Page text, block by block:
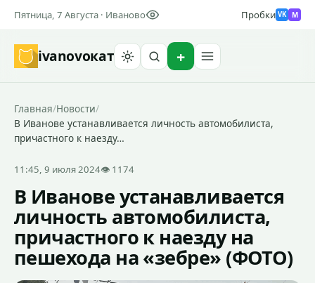
Пятница, 7 Августа · Иваново Пробки VK M
ivanovoкат
Главная/Новости/
В Иванове устанавливается личность автомобилиста,
причастного к наезду…
11:45, 9 июля 2024👁 1174
В Иванове устанавливается
личность автомобилиста,
причастного к наезду на
пешехода на «зебре» (ФОТО)